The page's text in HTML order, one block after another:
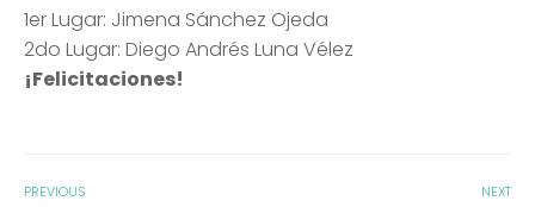
1er Lugar: Jimena Sánchez Ojeda
2do Lugar: Diego Andrés Luna Vélez
¡Felicitaciones!
PREVIOUS NEXT